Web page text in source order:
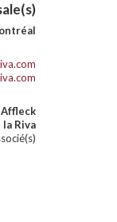
Affleck
la Riva